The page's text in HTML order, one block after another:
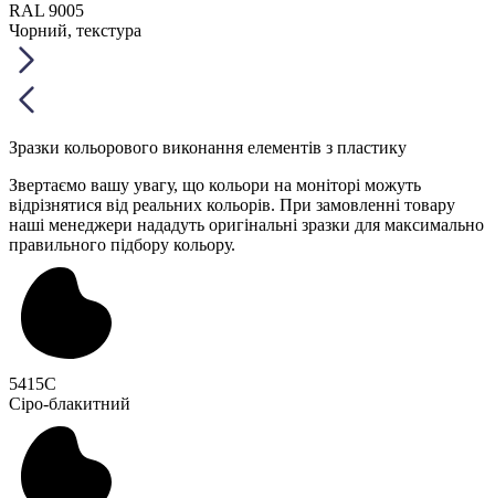
RAL 9005
Чорний, текстура
Зразки кольорового виконання елементів з пластику
Звертаємо вашу увагу, що кольори на моніторі можуть
відрізнятися від реальних кольорів. При замовленні товару
наші менеджери нададуть оригінальні зразки для максимально
правильного підбору кольору.
5415C
Сіро-блакитний